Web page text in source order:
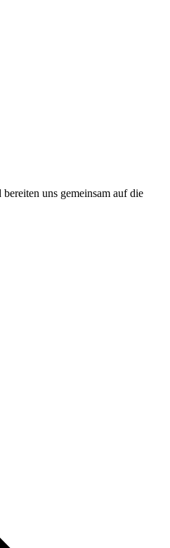
uns gemeinsam auf die